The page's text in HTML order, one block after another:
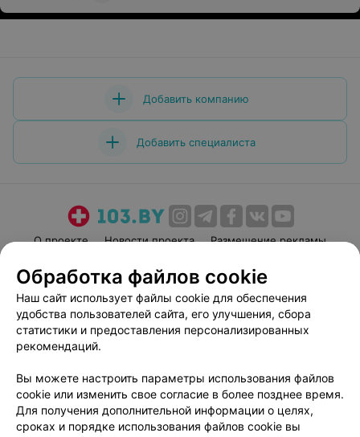
Добавить компанию
Добавить специалиста
О проекте Новости проекта
Размещение рекламы
Пользовательское соглашение
Способы оплаты
Вакансии
Партнеры
Написать руководителю 103.by
Персональные настройки cookie
Обработка персональных данных
Обработка файлов cookie
Наш сайт использует файлы cookie для обеспечения
удобства пользователей сайта, его улучшения, сбора
статистики и предоставления персонализированных
рекомендаций.
Вы можете настроить параметры использования файлов
cookie или изменить свое согласие в более позднее время.
Для получения дополнительной информации о целях,
сроках и порядке использования файлов cookie вы